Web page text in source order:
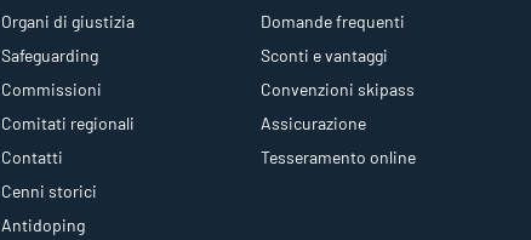
Organi di giustizia
Safeguarding
Commissioni
Comitati regionali
Contatti
Cenni storici
Antidoping
Domande frequenti
Sconti e vantaggi
Convenzioni skipass
Assicurazione
Tesseramento online